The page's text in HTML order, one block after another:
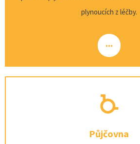
plynoucích z léčby.
...
Půjčovna